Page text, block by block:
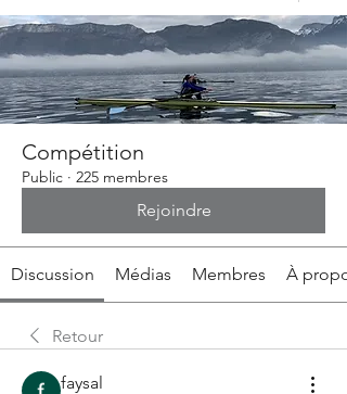
Compétition
Public · 225 membres
Rejoindre
Discussion Médias Membres À
Retour
faysal